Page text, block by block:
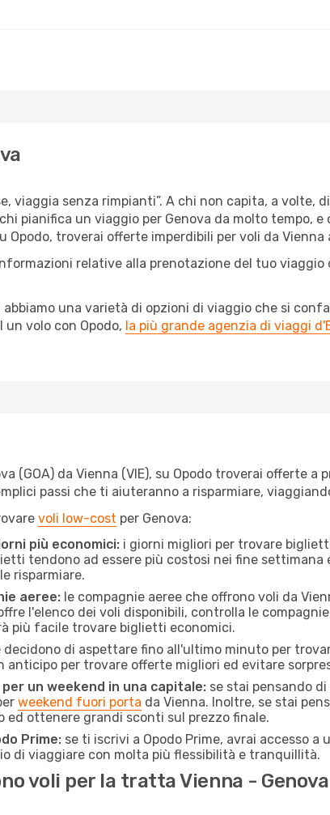
viaggia senza rimpianti”. A chi non capita, a
pianifica un viaggio per Genova da molto tempo,
troverai offerte imperdibili per voli da Vienna
relative alla prenotazione del tuo viaggio
una varietà di opzioni di viaggio che si
volo con Opodo, la più grande agenzia di viaggi
(GOA) da Vienna (VIE), su Opodo troverai offerte
passi che ti aiuteranno a risparmiare,
voli low-cost per Genova:
più economici: i giorni migliori per trovare
tendono ad essere più costosi nei fine settimana
risparmiare.
aeree: le compagnie aeree che offrono voli da
l'elenco dei voli disponibili, controlla le
più facile trovare biglietti economici.
decidono di aspettare fino all'ultimo minuto per
per trovare offerte migliori ed evitare
un weekend in una capitale: se stai pensando
weekend fuori porta da Vienna. Inoltre, se stai
ed ottenere grandi sconti sul prezzo finale.
Prime: se ti iscrivi a Opodo Prime, avrai accesso
di viaggiare con molta più flessibilità e tranquillità.
voli per la tratta Vienna - Genova